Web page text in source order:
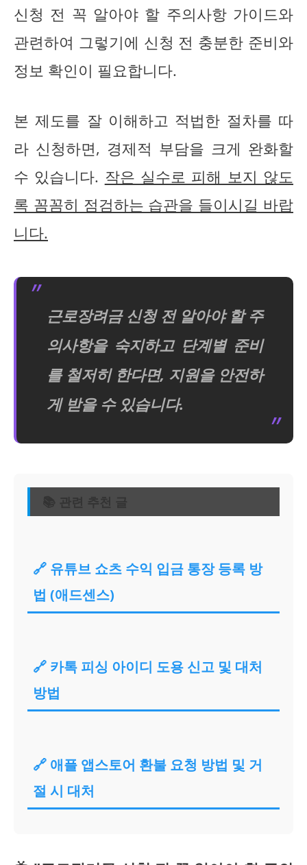
신청 전 꼭 알아야 할 주의사항 가이드와
관련하여 그렇기에 신청 전 충분한 준비와
정보 확인이 필요합니다.
본 제도를 잘 이해하고 적법한 절차를 따
라 신청하면, 경제적 부담을 크게 완화할
수 있습니다. 작은 실수로 피해 보지 않도
록 꼼꼼히 점검하는 습관을 들이시길 바랍
니다.
근로장려금 신청 전 알아야 할 주
의사항을 숙지하고 단계별 준비
를 철저히 한다면, 지원을 안전하
게 받을 수 있습니다.
📚 관련 추천 글
🔗 유튜브 쇼츠 수익 입금 통장 등록 방
법 (애드센스)
🔗 카톡 피싱 아이디 도용 신고 및 대처
방법
🔗 애플 앱스토어 환불 요청 방법 및 거
절 시 대처